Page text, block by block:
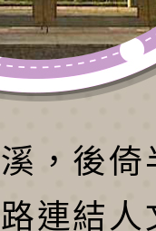
，後倚
連結人